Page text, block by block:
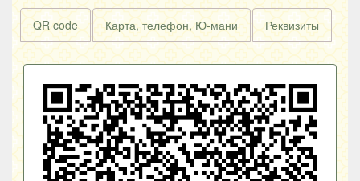
QR code Карта, телефон, Ю-мани Реквизиты